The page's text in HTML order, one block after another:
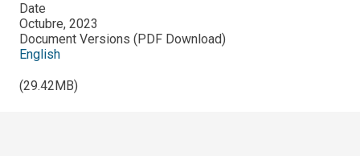
Date
Octubre, 2023
Document Versions (PDF Download)
English
(29.42MB)